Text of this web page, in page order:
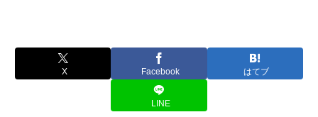
X Facebook はてブ
LINE